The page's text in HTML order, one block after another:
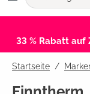
33 % Rabatt auf
Startseite